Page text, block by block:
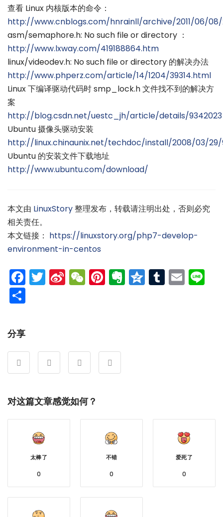
查看 Linux 内核版本的命令：
http://www.cnblogs.com/hnrainll/archive/2011/06/
asm/semaphore.h: No such file or directory ：
http://www.lxway.com/419188864.htm
linux/videodev.h: No such file or directory 的解决办法
http://www.phperz.com/article/14/1204/39314.html
Linux 下编译驱动代码时 smp_lock.h 文件找不到的解决方
案
http://blog.csdn.net/uestc_jh/article/details/9342023
Ubuntu 摄像头驱动安装
http://linux.chinaunix.net/techdoc/install/2008/03/29/
Ubuntu 的安装文件下载地址
http://www.ubuntu.com/download/
本文由 LinuxStory整理发布，转载请注明出处，否则必究
相关责任。
本文链接： https://linuxstory.org/php7-develop-
environment-in-centos
Facebook
Twitter
SinaWeChat
Pinterest
Evernote
Qzone
Tumblr
分享
对这篇文章感觉如何？
太棒了
0
不错
0
爱死了
0